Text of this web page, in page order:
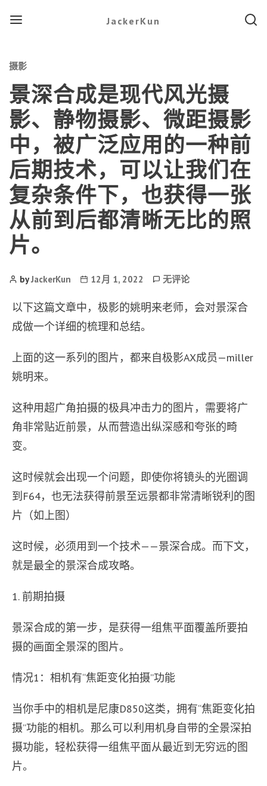
Menu JackerKun Search
Categories
摄影
景深合成是现代风光摄
影、静物摄影、微距摄影
中，被广泛应用的一种前
后期技术，可以让我们在
复杂条件下，也获得一张
从前到后都清晰无比的照
片。
PostbyJackerKun
Post12月 1, 2022
景
合
代
影、
静
物
微
距
摄
被
广
一
种
期
技
可
以
我
无评论
以下这篇文章中，极影的姚明来老师，会对景深合
成做一个详细的梳理和总结。
上面的这一系列的图片，都来自极影AX成员—miller
姚明来。
这种用超广角拍摄的极具冲击力的图片，需要将广
角非常贴近前景，从而营造出纵深感和夸张的畸
变。
这时候就会出现一个问题，即使你将镜头的光圈调
到F64，也无法获得前景至远景都非常清晰锐利的图
片（如上图）
这时候，必须用到一个技术——景深合成。而下文，
就是最全的景深合成攻略。
1. 前期拍摄
景深合成的第一步，是获得一组焦平面覆盖所要拍
摄的画面全景深的图片。
情况1：相机有“焦距变化拍摄”功能
当你手中的相机是尼康D850这类，拥有“焦距变化拍
摄”功能的相机。那么可以利用机身自带的全景深拍
摄功能，轻松获得一组焦平面从最近到无穷远的图
片。